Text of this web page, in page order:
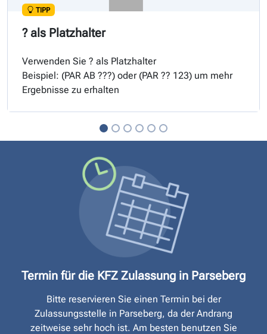
TIPP
? als Platzhalter
Verwenden Sie ? als Platzhalter
Beispiel: (PAR AB ???) oder (PAR ?? 123) um mehr
Ergebnisse zu erhalten
Termin für die KFZ Zulassung in Parseberg
Bitte reservieren Sie einen Termin bei der
Zulassungsstelle in Parseberg, da der Andrang
zeitweise sehr hoch ist. Am besten benutzen Sie